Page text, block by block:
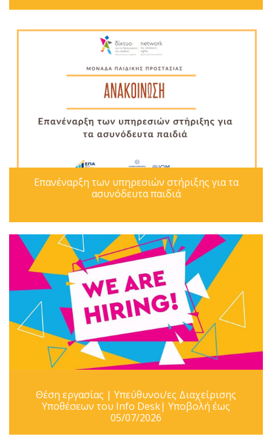
Επανέναρξη των υπηρεσιών στήριξης για τα
ασυνόδευτα παιδιά
Θέση εργασίας | Υπεύθυνοι/ες Διαχείρισης
Υποθέσεων του Info Desk| Υποβολή έως
05/07/2026